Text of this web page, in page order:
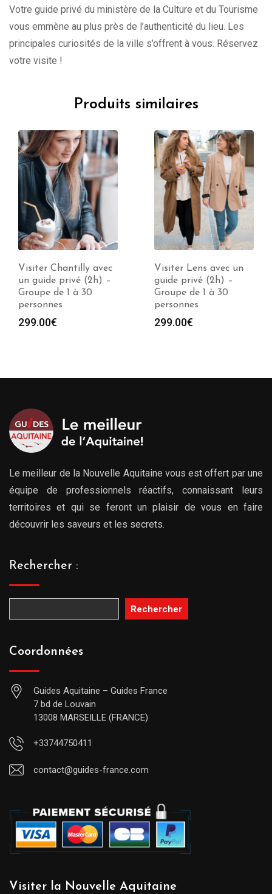
Votre guide privé du ministère de la Culture et du Tourisme
vous emmène au plus près de l’authenticité du lieu. Les
principales curiosités de la ville s’offrent à vous. Réservez
votre visite !
Produits similaires
Visiter Lens avec un
guide privé (2h) –
Groupe de 1 à 30
personnes
299.00€
Visite de Abbeville
avec un guide privé (1
à 10h) – Groupe
jusqu’à 30 personnes
279.00€
à
Le meilleur de la Nouvelle Aquitaine vous est offert par une
équipe de professionnels réactifs, connaissant leurs
territoires et qui se feront un plaisir de vous en faire
découvrir les saveurs et les secrets.
Rechercher :
Rechercher
Coordonnées
Guides Aquitaine – Guides France
7 bd de Louvain
13008 MARSEILLE (FRANCE)
+33744750411
contact@guides-france.com
Visiter la Nouvelle Aquitaine